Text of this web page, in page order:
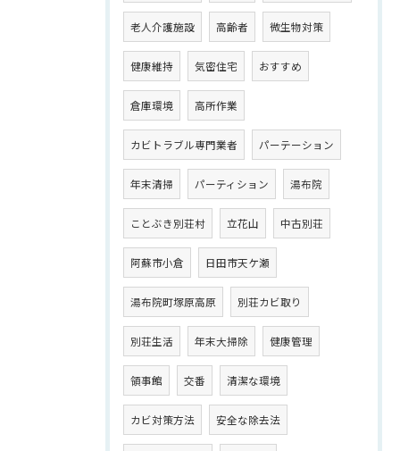
老人介護施設 高齢者 微生物対策
健康維持 気密住宅 おすすめ
倉庫環境 高所作業
カビトラブル専門業者 パーテーション
年末清掃 パーティション 湯布院
ことぶき別荘村 立花山 中古別荘
阿蘇市小倉 日田市天ケ瀬
湯布院町塚原高原 別荘カビ取り
別荘生活 年末大掃除 健康管理
領事館 交番 清潔な環境
カビ対策方法 安全な除去法